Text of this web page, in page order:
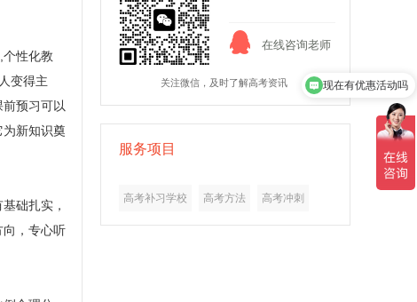
在线咨询老师
关注微信，及时了解高考资讯
服务项目
高考补习学校 高考方法 高考冲刺
性化教
变得主
预习可以
新知识奠
础扎实，
向，专心听
现在有优惠活动吗